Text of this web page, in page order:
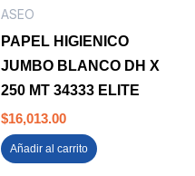
ASEO
PAPEL HIGIENICO
JUMBO BLANCO DH X
250 MT 34333 ELITE
$16,013.00
Añadir al carrito